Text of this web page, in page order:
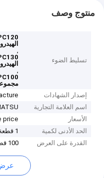
منتوج وصف
تسليط الضوء
,
,
إصدار الشهادات
اسم العلامة التجارية
الأسعار
price
الحد الأدنى لكمية
1 قطعة
القدرة على العرض
100 قطعة شهريا
عرض